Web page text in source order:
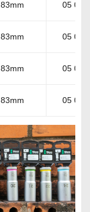
83mm 05
83mm 05
83mm 05
83mm 05